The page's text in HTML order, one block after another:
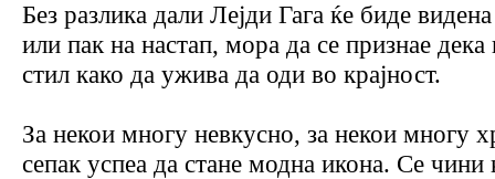
Без разлика дали Лејди Гага ќе биде
или пак на настап, мора да се признае дека
стил како да ужива да оди во крајност.
За некои многу невкусно, за некои многу
сепак успеа да стане модна икона. Се чини